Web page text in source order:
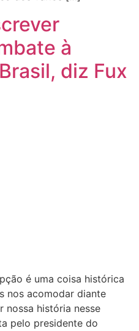
à
diz Fux
é uma coisa histórica
nos acomodar diante
nossa história nesse
pelo presidente do